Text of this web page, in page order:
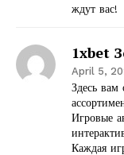
ждут вас!
1xbet
April 5,
Здесь вам
Игровые
Каждая